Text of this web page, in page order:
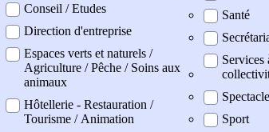
Conseil / Etudes
Direction d'entreprise
Espaces verts et naturels /
Agriculture / Pêche / Soins aux
animaux
Hôtellerie - Restauration /
Tourisme / Animation
Santé
Services
Spectacle
Sport